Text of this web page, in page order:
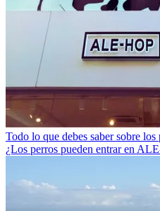
Todo lo que debes saber sobre los
¿Los perros pueden entrar en